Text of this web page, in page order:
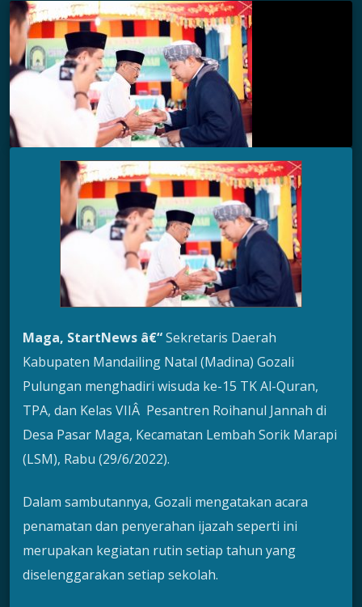
Maga, StartNews â€“Sekretaris Daerah
Kabupaten Mandailing Natal (Madina) Gozali
Pulungan menghadiri wisuda ke-15 TK Al-Quran,
TPA, dan Kelas VIIÂ Pesantren Roihanul Jannah di
Desa Pasar Maga, Kecamatan Lembah Sorik Marapi
(LSM), Rabu (29/6/2022).
Dalam sambutannya, Gozali mengatakan acara
penamatan dan penyerahan ijazah seperti ini
merupakan kegiatan rutin setiap tahun yang
diselenggarakan setiap sekolah.